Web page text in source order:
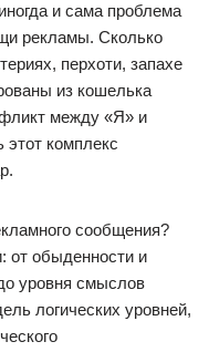
и сама проблема
рекламы. Сколько
перхоти, запахе
из кошелька
между «Я» и
этот комплекс
сообщения?
от обыденности и
уровня смыслов
логических уровней,